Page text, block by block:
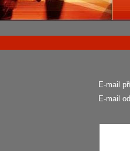
E-mail
E-mail